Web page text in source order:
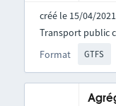
créé le 15/04/2021
Format GTFS
Transport public